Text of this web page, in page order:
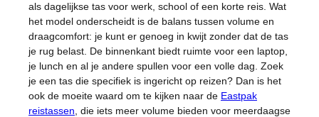
als dagelijkse tas voor werk, school of een korte reis. Wat
het model onderscheidt is de balans tussen volume en
draagcomfort: je kunt er genoeg in kwijt zonder dat de tas
je rug belast. De binnenkant biedt ruimte voor een laptop,
je lunch en al je andere spullen voor een volle dag. Zoek
je een tas die specifiek is ingericht op reizen? Dan is het
ook de moeite waard om te kijken naar de Eastpak
reistassen , die iets meer volume bieden voor meerdaagse